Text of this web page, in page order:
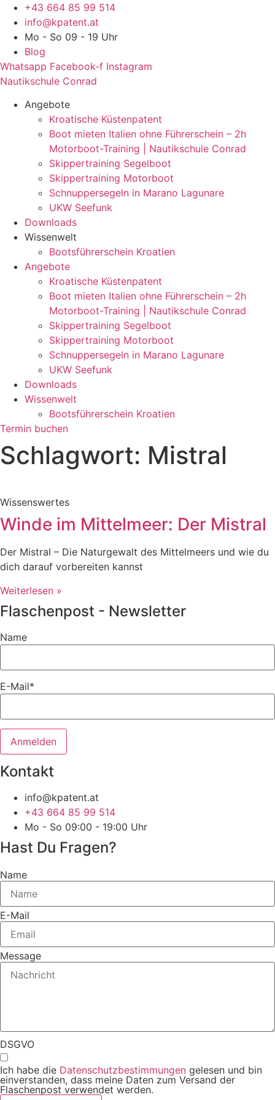
Zum
Inhalt
springen
+43 664 85 99 514
info@kpatent.at
Mo - So 09 - 19 Uhr
Blog
Whatsapp Facebook-f Instagram
Nautikschule Conrad
Angebote
Kroatische Küstenpatent
Boot mieten Italien ohne Führerschein – 2h
Motorboot-Training | Nautikschule Conrad
Skippertraining Segelboot
Skippertraining Motorboot
Schnuppersegeln in Marano Lagunare
UKW Seefunk
Downloads
Wissenwelt
Bootsführerschein Kroatien
Angebote
Kroatische Küstenpatent
Boot mieten Italien ohne Führerschein – 2h
Motorboot-Training | Nautikschule Conrad
Skippertraining Segelboot
Skippertraining Motorboot
Schnuppersegeln in Marano Lagunare
UKW Seefunk
Downloads
Wissenwelt
Bootsführerschein Kroatien
Termin buchen
Schlagwort: Mistral
Wissenswertes
Winde im Mittelmeer: Der Mistral
Der Mistral – Die Naturgewalt des Mittelmeers und wie du
dich darauf vorbereiten kannst
Weiterlesen »
Flaschenpost - Newsletter
Name
E-Mail*
Kontakt
info@kpatent.at
+43 664 85 99 514
Mo - So 09:00 - 19:00 Uhr
Hast Du Fragen?
Name
E-Mail
Message
DSGVO
Ich habe die Datenschutzbestimmungen gelesen und bin
einverstanden, dass meine Daten zum Versand der
Flaschenpost verwendet werden.